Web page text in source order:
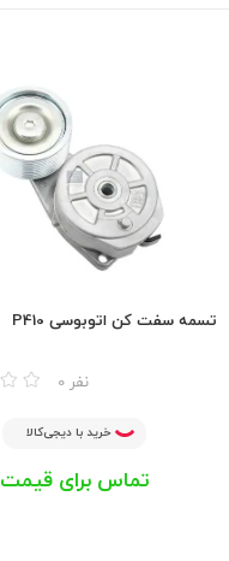
تسمه سفت‌ کن اتوبوسی P410
0 نفر
خرید با دیجی‌کالا
تماس برای قیمت